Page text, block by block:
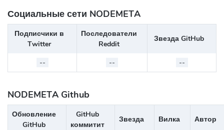
Социальные сети NODEMETA
Подписчики в
Twitter
Последователи
Reddit
Звезда GitHub
-- -- --
NODEMETA Github
Обновление
GitHub
GitHub
коммитит
Звезда Вилка Автор